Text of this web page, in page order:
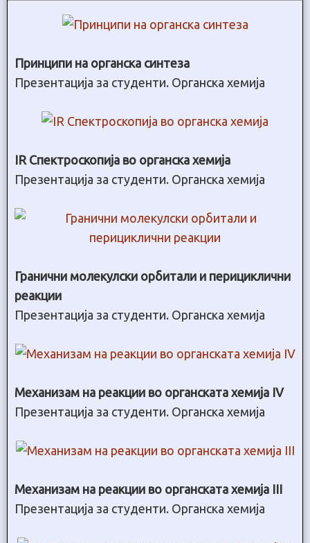
Принципи на органска синтеза
Презентација за студенти. Органска хемија
IR Спектроскопија во органска хемија
Презентација за студенти. Органска хемија
Гранични молекулски орбитали и перициклични
реакции
Презентација за студенти. Органска хемија
Механизам на реакции во органската хемија IV
Презентација за студенти. Органска хемија
Механизам на реакции во органската хемија III
Презентација за студенти. Органска хемија